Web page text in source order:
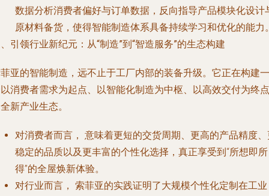
数据分析消费者偏好与订单数据，反向指导产品模块化设计
原材料备货，使得智能制造体系具备持续学习和优化的能力
引领行业新纪元：从“制造”到“智造服务”的生态构建
亚的智能制造，远不止于工厂内部的装备升级。它正在构建一
消费者需求为起点、以智能化制造为中枢、以高效交付为终点
新产业生态。
对消费者而言， 意味着更短的交货周期、更高的产品精度
稳定的品质以及更丰富的个性化选择，真正享受到“所想即所
得”的全屋焕新体验。
对行业而言， 索菲亚的实践证明了大规模个性化定制在工业